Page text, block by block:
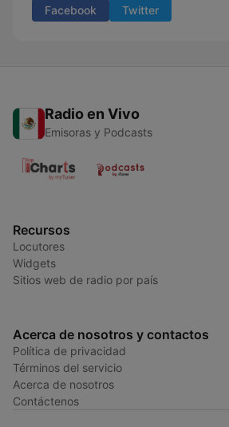
Facebook Twitter
Radio en Vivo
Emisoras y Podcasts
Recursos
Locutores
Widgets
Sitios web de radio por país
Acerca de nosotros y contactos
Política de privacidad
Términos del servicio
Acerca de nosotros
Contáctenos